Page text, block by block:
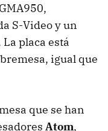
S-Video y un
placa está
igual que
que se han
Atom,